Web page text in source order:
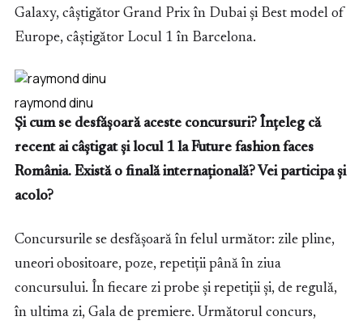
Galaxy, câștigător Grand Prix în Dubai și Best model of
Europe, câștigător Locul 1 în Barcelona.
raymond dinu
Și cum se desfășoară aceste concursuri? Înțeleg că
recent ai câștigat și locul 1 la Future fashion faces
România. Există o finală internațională? Vei participa și
acolo?
Concursurile se desfășoară în felul următor: zile pline,
uneori obositoare, poze, repetiții până în ziua
concursului. În fiecare zi probe și repetiții și, de regulă,
în ultima zi, Gala de premiere. Următorul concurs,